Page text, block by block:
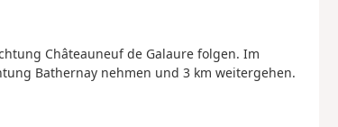
Châteauneuf de Galaure folgen. Im
Bathernay nehmen und 3 km weitergehen.